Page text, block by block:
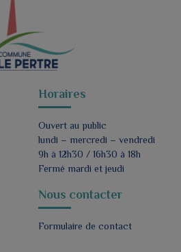
Horaires
Ouvert au public
lundi – mercredi – vendredi
9h à 12h30 / 16h30 à 18h
Fermé mardi et jeudi
Nous contacter
Formulaire de contact